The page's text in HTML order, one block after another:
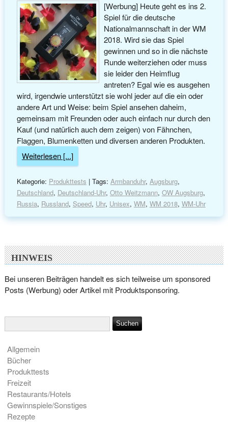
[Werbung] Heute geht es ins 2.
Spiel für die deutsche
Nationalmannschaft in der WM
2018. Wird sie das Spiel
gewinnen und so in die nächste
Runde weiterziehen oder muss
sie leider den Heimflug
antreten? Egal wie es ausgehen
wird, irgendwie unterstützt sie wohl jeder auf die ein oder
andere Art und Weise: beim Spiel ansehen daheim,
gemeinsam mit Freunden oder auch einfach nur durch den
Kauf (und natürlich auch dem zeigen) von Fähnchen,
Flaggen, Blumenketten und diversen anderen Produkten.
Weiterlesen [...]
Kategorie: Produkttests | Tags: Armbanduhr, Augsburg,
Deutschland, Deutschland-Uhr, Otto Weitzmann, OW Augsburg,
Russia, Russland, Speed, Uhr, Unisex, WM, WM 2018, WM-Uhr
HINWEIS
Bei unseren Beiträgen handelt es sich teilweise um sponsored
Posts (Werbung) oder Artikel mit Produktsponsoring.
Allgemein
Bücher
Produkttests
Freizeit
Restaurants/Hotels
Gewinnspiele/Sonstiges
Rezepte